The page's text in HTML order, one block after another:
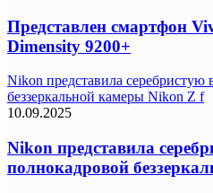
Представлен смартфон
Dimensity 9200+
Nikon представила серебристую
беззеркальной камеры Nikon Z f
10.09.2025
Nikon представила
полнокадровой